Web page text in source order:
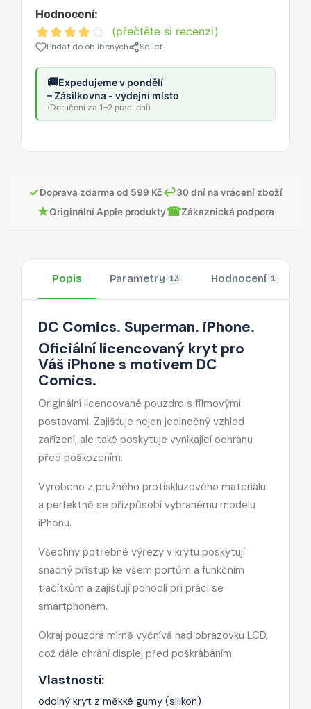
Hodnocení:
(přečtěte si recenzi)
Přidat do oblíbených Sdílet
🚚Expedujeme v pondělí
– Zásilkovna - výdejní místo
(Doručení za 1–2 prac. dní)
✓Doprava zdarma od 599 Kč↩30 dní na vrácení zboží
★Originální Apple produkty☎Zákaznická podpora
Popis Parametry 13 Hodnocení 1
DC Comics. Superman. iPhone.
Oficiální licencovaný kryt pro
Váš iPhone s motivem DC
Comics.
Originální licencované pouzdro s filmovými
postavami. Zajišťuje nejen jedinečný vzhled
zařízení, ale také poskytuje vynikající ochranu
před poškozením.
Vyrobeno z pružného protiskluzového materiálu
a perfektně se přizpůsobí vybranému modelu
iPhonu.
Všechny potřebné výřezy v krytu poskytují
snadný přístup ke všem portům a funkčním
tlačítkům a zajišťují pohodlí při práci se
smartphonem.
Okraj pouzdra mírně vyčnívá nad obrazovku LCD,
což dále chrání displej před poškrábáním.
Vlastnosti:
odolný kryt z měkké gumy (silikon)